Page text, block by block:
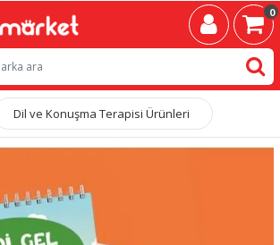
0
Dil ve Konuşma Terapisi Ürünleri